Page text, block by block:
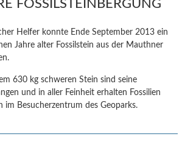
FOSSILSTEINBERGUNG
Helfer konnte Ende September 2013 ein
Jahre alter Fossilstein aus der Mauthner
630 kg schweren Stein sind seine
und in aller Feinheit erhalten Fossilien
im Besucherzentrum des Geoparks.